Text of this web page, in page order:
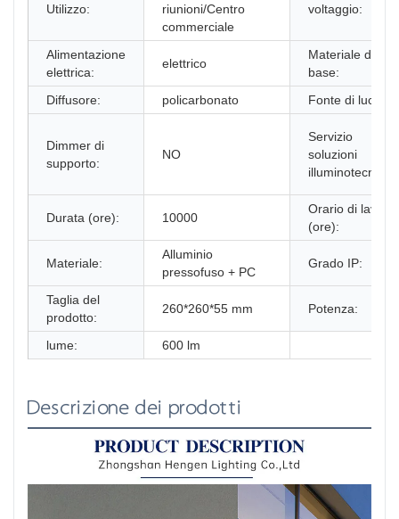
Utilizzo:
riunioni/Centro
commerciale
voltaggio:
Alimentazione
elettrica:
elettrico
Materiale di
base:
Diffusore:
policarbonato Fonte di luce:
Dimmer di
supporto:
NO
Servizio
soluzioni
Durata (ore): 10000
Orario di lavoro
(ore):
Materiale:
Alluminio
pressofuso + PC
Grado IP:
Taglia del
prodotto:
260*260*55 mm Potenza:
lume: 600 lm
Descrizione dei prodotti